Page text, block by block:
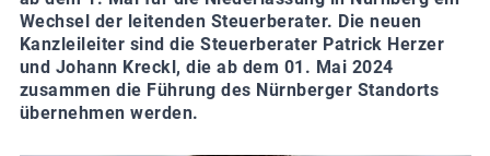
Wechsel der leitenden Steuerberater. Die neuen
Kanzleileiter sind die Steuerberater Patrick Herzer
und Johann Kreckl, die ab dem 01. Mai 2024
zusammen die Führung des Nürnberger Standorts
übernehmen werden.